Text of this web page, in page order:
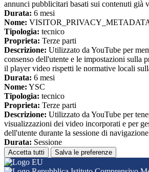
annunci pubblicitari basati sui contenuti già
Durata: 6 mesi
Nome:
Tipologia: tecnico
Proprieta: Terze parti
Descrizione: Utilizzato da YouTube per
consenso dell'utente e le impostazioni sulla
il player video rispetti le normative locali
Durata: 6 mesi
Nome: YSC
Tipologia: tecnico
Proprieta: Terze parti
Descrizione: Utilizzato da YouTube per
visualizzazioni dei video incorporati e per
dell'utente durante la sessione di
Durata: Sessione
Accetta tutti Salva le preferenze